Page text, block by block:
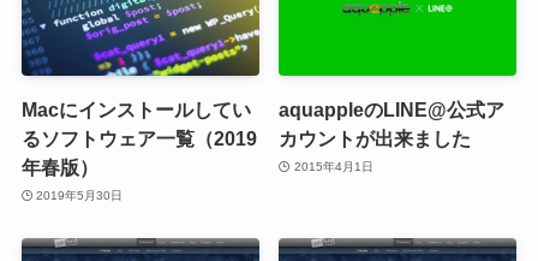
Macにインストールしてい
るソフトウェア一覧（2019
年春版）
2019年5月30日
aquappleのLINE@公式ア
カウントが出来ました
2015年4月1日